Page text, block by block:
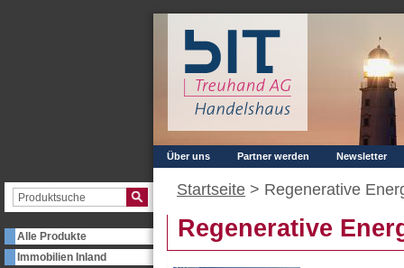
Alle Produkte
Immobilien Inland
Über uns Partner werden Newsletter
Startseite > Regenerative
Regenerative